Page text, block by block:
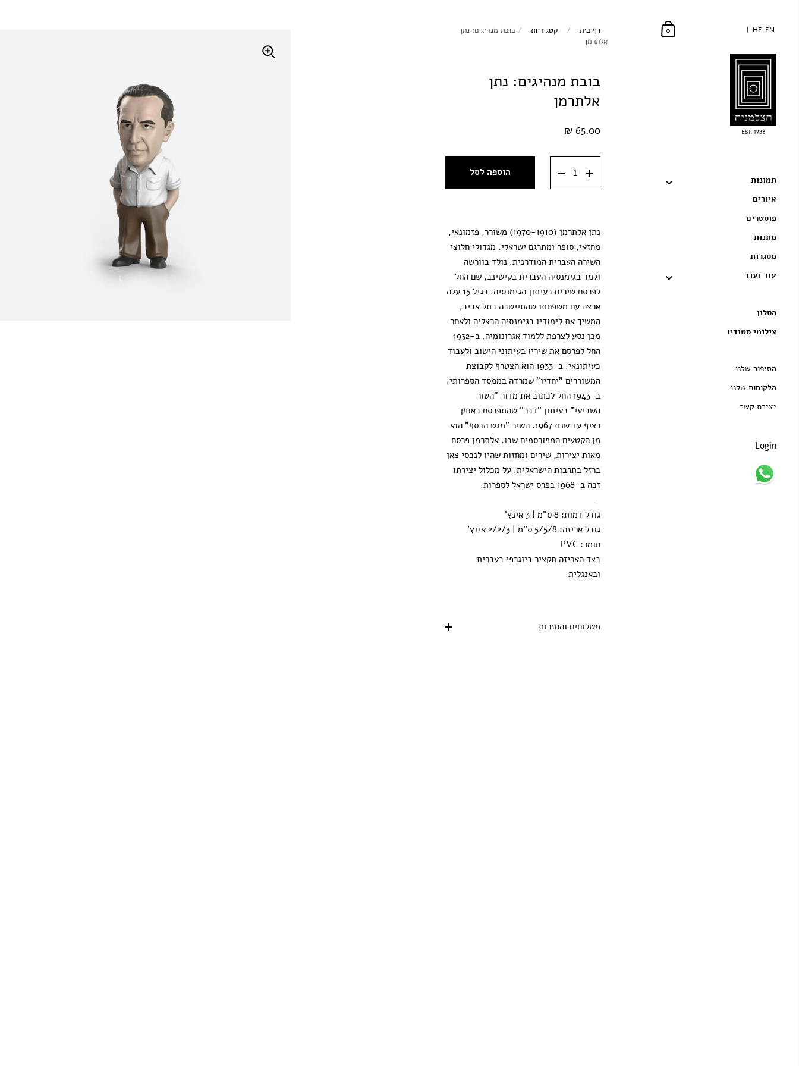
HE EN
HE EN
תמונות
איורים
פוסטרים
מתנות
מסגרות
עוד ועוד
הסלון
צילומי סטודיו
הסיפור שלנו
הלקוחות שלנו
יצירת קשר
Login
0 דף בית / קטגוריות / בובת מנהיגים: נתן
אלתרמן
בובת מנהיגים: נתן
אלתרמן
65.00 ₪
הוספה לסל
נתן אלתרמן (1970-1910) משורר, פזמונאי,
מחזאי, סופר ומתרגם ישראלי. מגדולי חלוצי
השירה העברית המודרנית. נולד בוורשה
ולמד בגימנסיה העברית בקישינב, שם החל
לפרסם שירים בעיתון הגימנסיה. בגיל 15 עלה
ארצה עם משפחתו שהתיישבה בתל אביב,
המשיך את לימודיו בגימנסיה הרצליה ולאחר
מכן נסע לצרפת ללמוד אגרונומיה. ב-1932
החל לפרסם את שיריו בעיתוני הישוב ולעבוד
כעיתונאי. ב-1933 הוא הצטרף לקבוצת
המשוררים "יחדיו" שמרדה בממסד הספרותי.
ב-1943 החל לכתוב את מדור "הטור
השביעי" בעיתון "דבר" שהתפרסם באופן
רציף עד שנת 1967. השיר "מגש הכסף" הוא
מן הקטעים המפורסמים שבו. אלתרמן פרסם
מאות יצירות, שירים ומחזות שהיו לנכסי צאן
ברזל בתרבות הישראלית. על מכלול יצירתו
זכה ב-1968 בפרס ישראל לספרות.
-
גודל דמות: 8 ס"מ | 3 אינץ'
גודל אריזה: 5/5/8 ס"מ | 2/2/3 אינץ'
חומר: PVC
בצד האריזה תקציר ביוגרפי בעברית
ובאנגלית
משלוחים והחזרות